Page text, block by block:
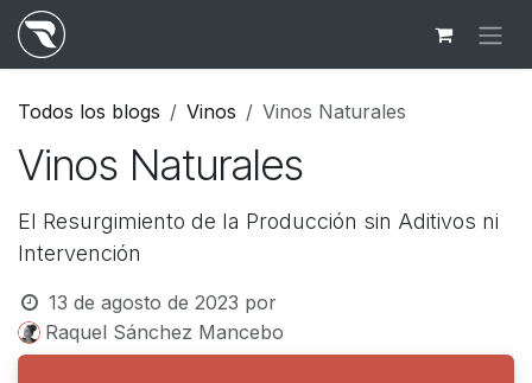
Ir al contenido
Todos los blogs Vinos Vinos Naturales
Vinos Naturales
El Resurgimiento de la Producción sin Aditivos ni
Intervención
13 de agosto de 2023 por
Raquel Sánchez Mancebo